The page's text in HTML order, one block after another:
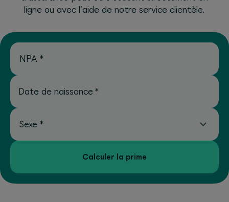
ligne ou avec l’aide de notre service clientèle.
NPA *
Date de naissance *
Sexe *
Calculer la prime